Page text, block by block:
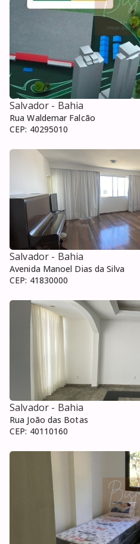
Salvador - Bahia
Rua Waldemar Falcão
CEP: 40295010
Salvador - Bahia
Avenida Manoel Dias da Silva
CEP: 41830000
Salvador - Bahia
Rua João das Botas
CEP: 40110160